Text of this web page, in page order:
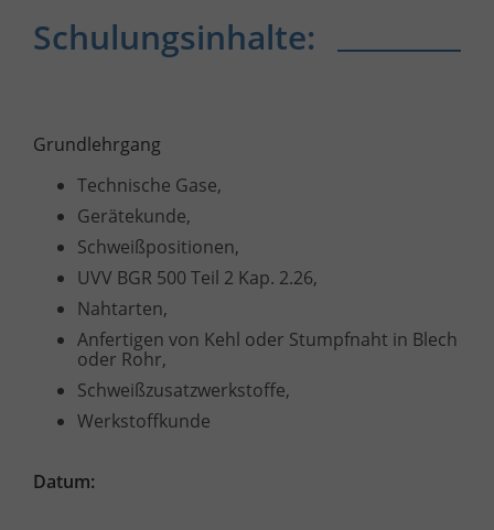
Schulungsinhalte:
Grundlehrgang
Technische Gase,
Gerätekunde,
Schweißpositionen,
UVV BGR 500 Teil 2 Kap. 2.26,
Nahtarten,
Anfertigen von Kehl oder Stumpfnaht in Blech
oder Rohr,
Schweißzusatzwerkstoffe,
Werkstoffkunde
Datum: